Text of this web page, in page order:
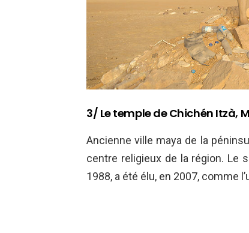
3/ Le temple de Chichén Itzà,
Ancienne ville maya de la
centre religieux de la région. Le
1988, a été élu, en 2007, comme